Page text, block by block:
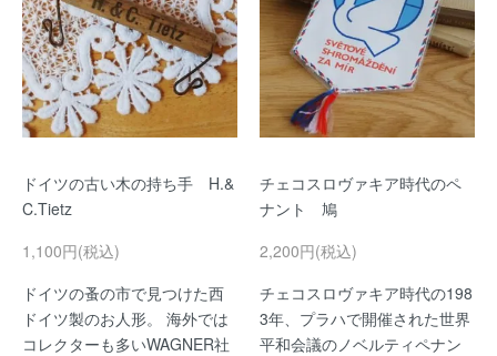
ドイツの古い木の持ち手 H.&
C.Tietz
1,100円(税込)
ドイツの蚤の市で見つけた西
ドイツ製のお人形。 海外では
コレクターも多いWAGNER社
チェコスロヴァキア時代のペ
ナント 鳩
2,200円(税込)
チェコスロヴァキア時代の198
3年、プラハで開催された世界
平和会議のノベルティペナン